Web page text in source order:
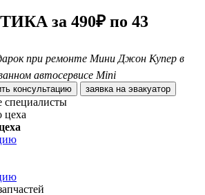
за 490₽ по 43
при ремонте Мини Джон Купер в
автосервисе Mini
консультацию заявка на эвакуатор